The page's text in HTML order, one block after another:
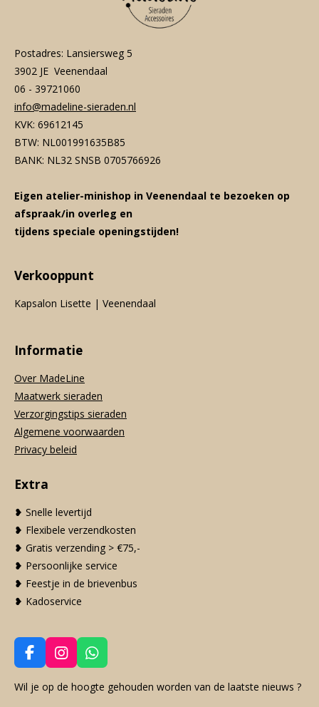
Postadres: Lansiersweg 5
3902 JE Veenendaal
06 - 39721060
info@madeline-sieraden.nl
KVK: 69612145
BTW: NL001991635B85
BANK: NL32 SNSB 0705766926
Eigen atelier-minishop in Veenendaal te bezoeken op
afspraak/in overleg en
tijdens speciale openingstijden!
Verkooppunt
Kapsalon Lisette | Veenendaal
Informatie
Over MadeLine
Maatwerk sieraden
Verzorgingstips sieraden
Algemene voorwaarden
Privacy beleid
Extra
❥ Snelle levertijd
❥ Flexibele verzendkosten
❥ Gratis verzending > €75,-
❥ Persoonlijke service
❥ Feestje in de brievenbus
❥ Kadoservice
F
a
c
I
n
s
W
h
a
Wil je op de hoogte gehouden worden van de laatste nieuws ?